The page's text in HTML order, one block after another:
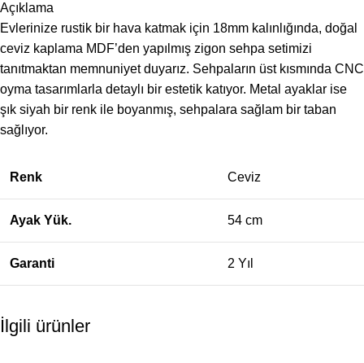
Açıklama
Evlerinize rustik bir hava katmak için 18mm kalınlığında, doğal
ceviz kaplama MDF’den yapılmış zigon sehpa setimizi
tanıtmaktan memnuniyet duyarız. Sehpaların üst kısmında CNC
oyma tasarımlarla detaylı bir estetik katıyor. Metal ayaklar ise
şık siyah bir renk ile boyanmış, sehpalara sağlam bir taban
sağlıyor.
Renk Ceviz
Ayak Yük. 54 cm
Garanti 2 Yıl
İlgili ürünler